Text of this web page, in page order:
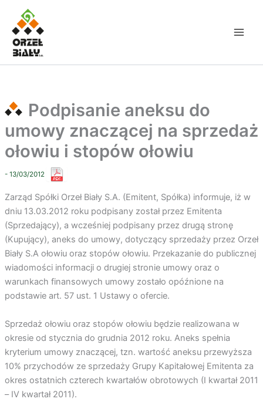
Przejdź
treści
Podpisanie aneksu do
umowy znaczącej na sprzedaż
ołowiu i stopów ołowiu
- 13/03/2012
Zarząd Spółki Orzeł Biały S.A. (Emitent, Spółka) informuje, iż w
dniu 13.03.2012 roku podpisany został przez Emitenta
(Sprzedający), a wcześniej podpisany przez drugą stronę
(Kupujący), aneks do umowy, dotyczący sprzedaży przez Orzeł
Biały S.A ołowiu oraz stopów ołowiu. Przekazanie do publicznej
wiadomości informacji o drugiej stronie umowy oraz o
warunkach finansowych umowy zostało opóźnione na
podstawie art. 57 ust. 1 Ustawy o ofercie.
Sprzedaż ołowiu oraz stopów ołowiu będzie realizowana w
okresie od stycznia do grudnia 2012 roku. Aneks spełnia
kryterium umowy znaczącej, tzn. wartość aneksu przewyższa
10% przychodów ze sprzedaży Grupy Kapitałowej Emitenta za
okres ostatnich czterech kwartałów obrotowych (I kwartał 2011
– IV kwartał 2011).